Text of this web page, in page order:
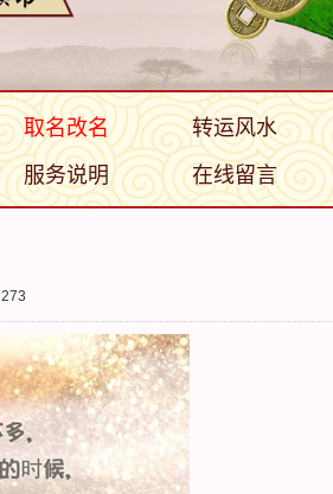
取名改名 转运风水
服务说明 在线留言
273